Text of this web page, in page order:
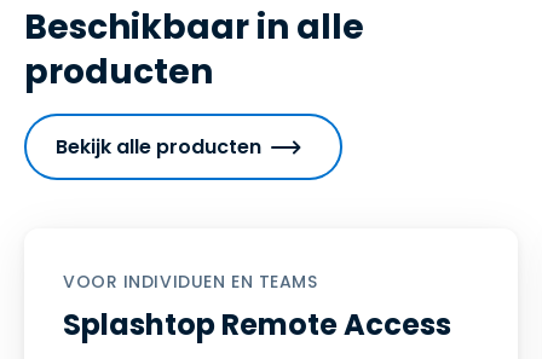
Beschikbaar in alle
producten
Bekijk alle producten
VOOR INDIVIDUEN EN TEAMS
Splashtop Remote Access